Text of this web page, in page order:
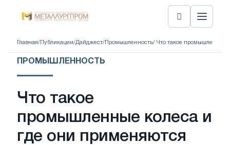
Главная/ Публикации/Дайджест/ Промышленность/ Что такое промышленные
ПРОМЫШЛЕННОСТЬ
Что такое
промышленные колеса и
где они применяются